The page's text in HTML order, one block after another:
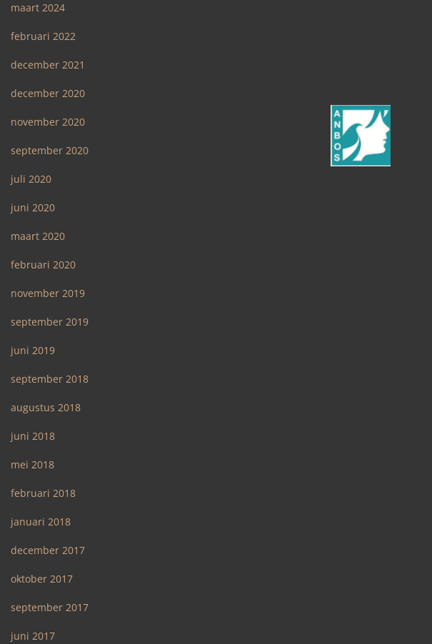
maart 2024
februari 2022
december 2021
december 2020
november 2020
september 2020
juli 2020
juni 2020
maart 2020
februari 2020
november 2019
september 2019
juni 2019
september 2018
augustus 2018
juni 2018
mei 2018
februari 2018
januari 2018
december 2017
oktober 2017
september 2017
juni 2017